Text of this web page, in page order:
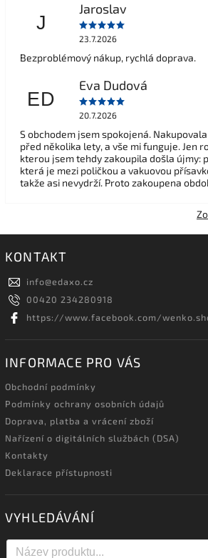
J
Jaroslav
23.7.2026
Bezproblémový nákup, rychlá doprava.
ED
Eva Dudová
20.7.2026
S obchodem jsem spokojená.
před několika lety, a vše mi funguje. Jen
kterou jsem tehdy zakoupila došla újmy:
která je mezi poličkou a vakuovou
takže asi nevydrží. Proto zakoupena
KONTAKT
info@edaxo.cz
00420 234280918
https://www.facebook.com/
INFORMACE PRO VÁS
Obchodní podmínky
Podmínky ochrany osobních údajů
Doprava, platba a vrácení zboží
Nařízení o digitálních službách (DSA)
Kontakty
Deklarace přístupnosti
VYHLEDÁVÁNÍ